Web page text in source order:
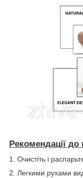
Рекомендації до
1. Очистіть і
2. Легкими рухами